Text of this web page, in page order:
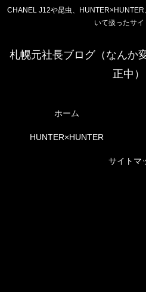
CHANEL J12や昆虫、
いて扱ったサイ
札幌元社長ブログ（なんか
正中）
ホーム
HUNTER×HUNTER
サイトマ